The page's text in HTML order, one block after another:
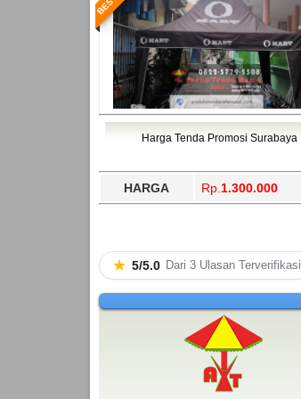
Harga Tenda Promosi Surabaya
HARGA Rp. 1.300.000
★ 5/5.0 Dari 3 Ulasan Terverifikasi